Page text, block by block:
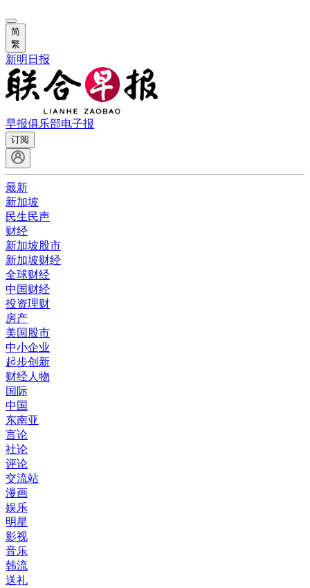
简
繁
新明日报
早报俱乐部电子报
订阅
最新
新加坡
民生民声
财经
新加坡股市
新加坡财经
全球财经
中国财经
投资理财
房产
美国股市
中小企业
起步创新
财经人物
国际
中国
东南亚
言论
社论
评论
交流站
漫画
娱乐
明星
影视
音乐
韩流
送礼